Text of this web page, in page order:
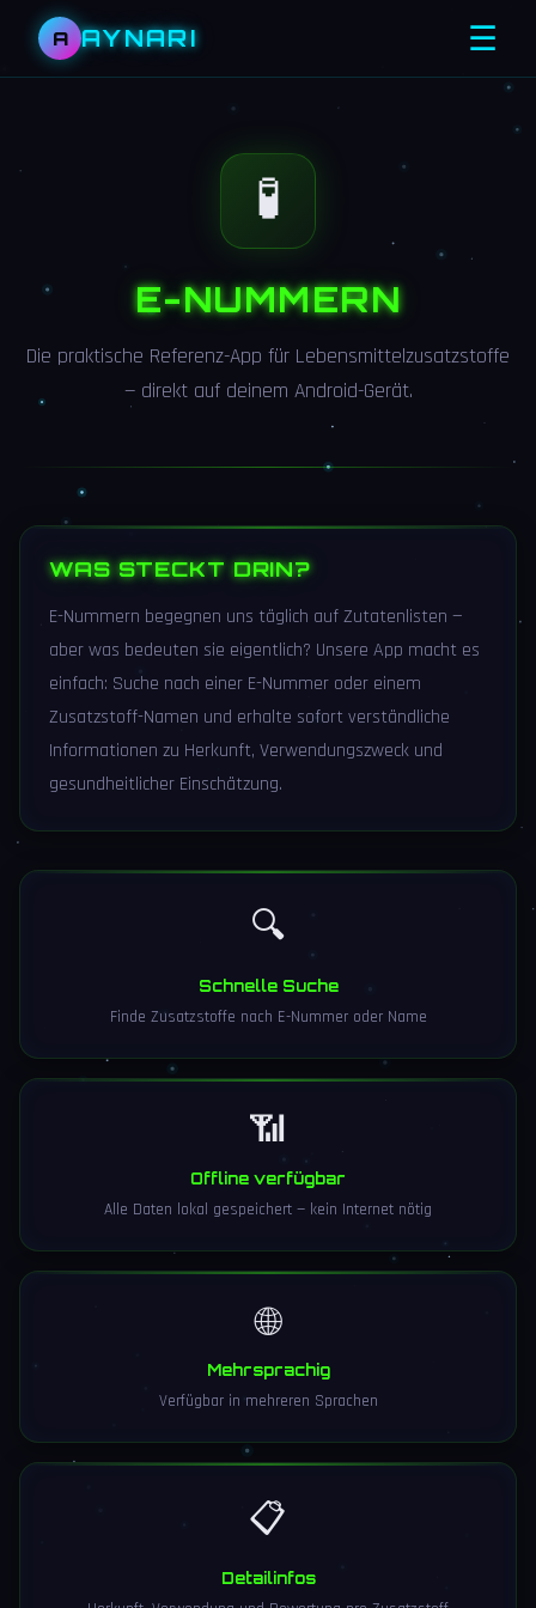
A AYNARI ☰
🧪
E-NUMMERN
Die praktische Referenz-App für Lebensmittelzusatzstoffe
— direkt auf deinem Android-Gerät.
WAS STECKT DRIN?
E-Nummern begegnen uns täglich auf Zutatenlisten —
aber was bedeuten sie eigentlich? Unsere App macht es
einfach: Suche nach einer E-Nummer oder einem
Zusatzstoff-Namen und erhalte sofort verständliche
Informationen zu Herkunft, Verwendungszweck und
gesundheitlicher Einschätzung.
🔍
Schnelle Suche
Finde Zusatzstoffe nach E-Nummer oder Name
📶
Offline verfügbar
Alle Daten lokal gespeichert — kein Internet nötig
🌐
Mehrsprachig
Verfügbar in mehreren Sprachen
📋
Detailinfos